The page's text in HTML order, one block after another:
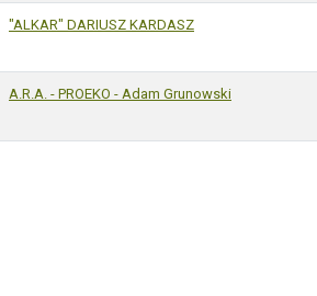
"ALKAR" DARIUSZ KARDASZ
A.R.A. - PROEKO - Adam Grunowski